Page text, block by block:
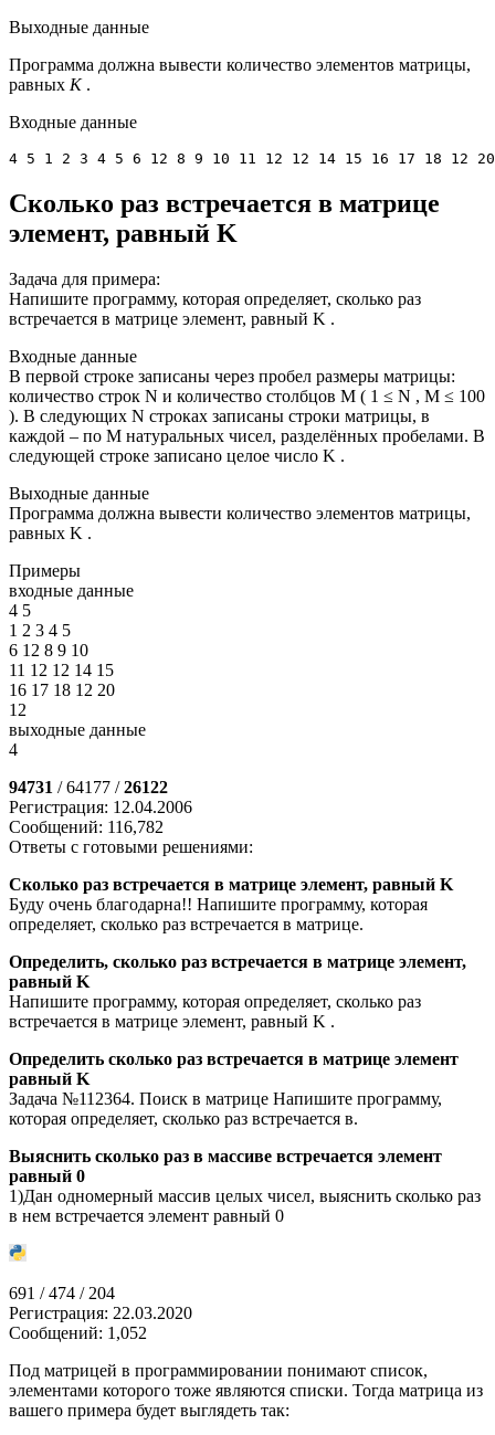
Выходные данные
Программа должна вывести количество элементов матрицы,
равных K.
Входные данные
4 5 1 2 3 4 5 6 12 8 9 10 11 12 12 14 15 16 17 18 12
Сколько раз встречается в матрице
элемент, равный K
Задача для примера:
Напишите программу, которая определяет, сколько раз
встречается в матрице элемент, равный K .
Входные данные
В первой строке записаны через пробел размеры матрицы:
количество строк N и количество столбцов M ( 1 ≤ N , M ≤ 100
). В следующих N строках записаны строки матрицы, в
каждой – по M натуральных чисел, разделённых пробелами. В
следующей строке записано целое число K .
Выходные данные
Программа должна вывести количество элементов матрицы,
равных K .
Примеры
входные данные
4 5
1 2 3 4 5
6 12 8 9 10
11 12 12 14 15
16 17 18 12 20
12
выходные данные
4
94731 / 64177 /26122
Регистрация: 12.04.2006
Сообщений: 116,782
Ответы с готовыми решениями:
Сколько раз встречается в матрице элемент, равный K
Буду очень благодарна!! Напишите программу, которая
определяет, сколько раз встречается в матрице.
Определить, сколько раз встречается в матрице элемент,
равный K
Напишите программу, которая определяет, сколько раз
встречается в матрице элемент, равный K .
Определить сколько раз встречается в матрице элемент
равный K
Задача №112364. Поиск в матрице Напишите программу,
которая определяет, сколько раз встречается в.
Выяснить сколько раз в массиве встречается элемент
равный 0
1)Дан одномерный массив целых чисел, выяснить сколько раз
в нем встречается элемент равный 0
691 / 474 / 204
Регистрация: 22.03.2020
Сообщений: 1,052
Под матрицей в программировании понимают список,
элементами которого тоже являются списки. Тогда матрица из
вашего примера будет выглядеть так: